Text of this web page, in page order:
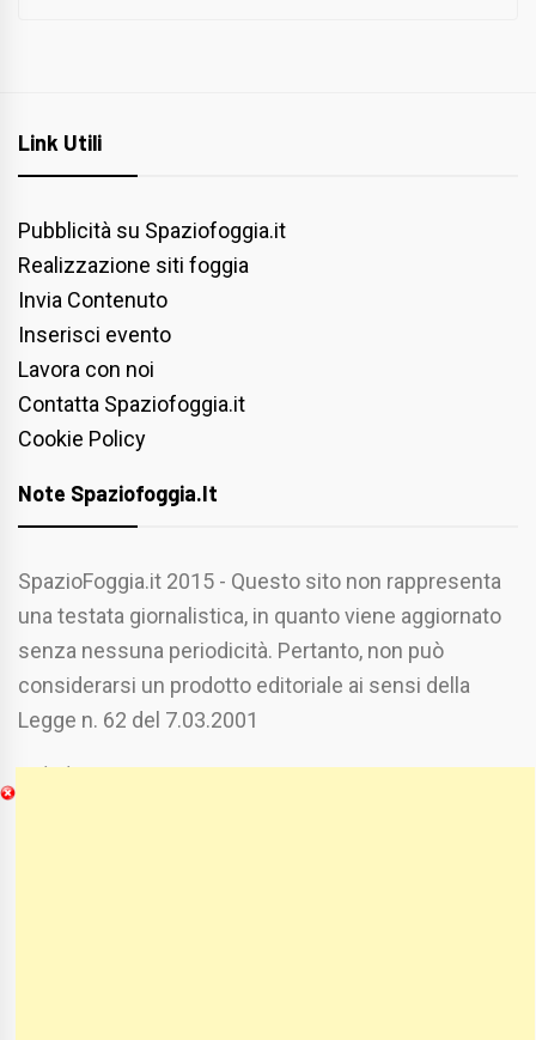
Link Utili
Pubblicità su Spaziofoggia.it
Realizzazione siti foggia
Invia Contenuto
Inserisci evento
Lavora con noi
Contatta Spaziofoggia.it
Cookie Policy
Note Spaziofoggia.it
SpazioFoggia.it 2015 - Questo sito non rappresenta
una testata giornalistica, in quanto viene aggiornato
senza nessuna periodicità. Pertanto, non può
considerarsi un prodotto editoriale ai sensi della
Legge n. 62 del 7.03.2001
Chi Siamo